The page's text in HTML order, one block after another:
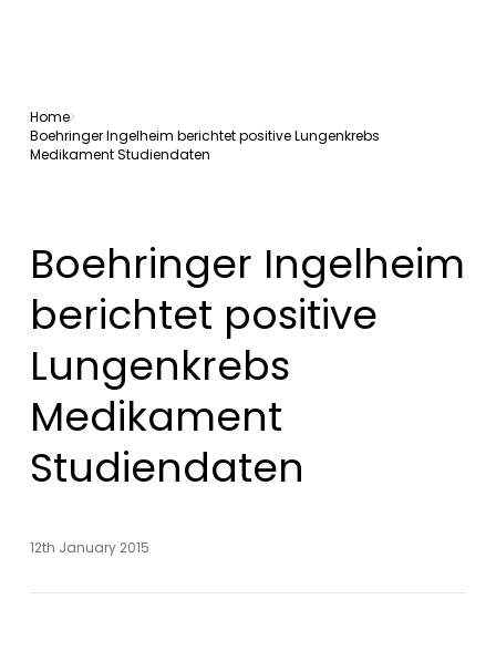
Home
Boehringer Ingelheim berichtet positive Lungenkrebs
Medikament Studiendaten
Boehringer Ingelheim
berichtet positive
Lungenkrebs
Medikament
Studiendaten
12th January 2015